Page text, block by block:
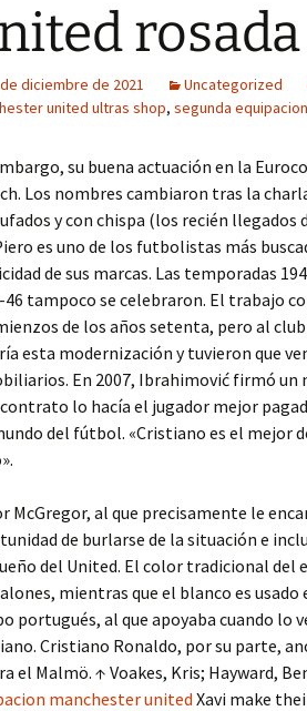
rosada
diciembre de 2021 Uncategorized
united ultras shop, segunda
su buena actuación en la
Los nombres cambiaron tras la
y con chispa (los recién llegados
es uno de los futbolistas más
de sus marcas. Las temporadas
46 tampoco se celebraron. El trabajo
de los años setenta, pero al
esta modernización y tuvieron que
En 2007, Ibrahimović firmó
lo hacía el jugador mejor
del fútbol. «Cristiano es el mejor
McGregor, al que precisamente le
de burlarse de la situación e
del United. El color tradicional del
mientras que el blanco es usado
portugués, al que apoyaba cuando lo
Cristiano Ronaldo, por su parte,
el Malmö. ↑ Voakes, Kris; Hayward,
manchester unitedXavi make